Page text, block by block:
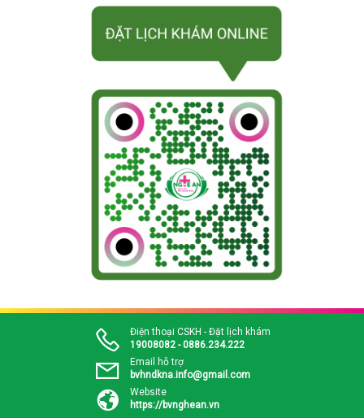
Điện thoại CSKH - Đặt lịch khám
19008082 - 0886.234.222
Email hỗ trợ
bvhndkna.info@gmail.com
Website
https://bvnghean.vn